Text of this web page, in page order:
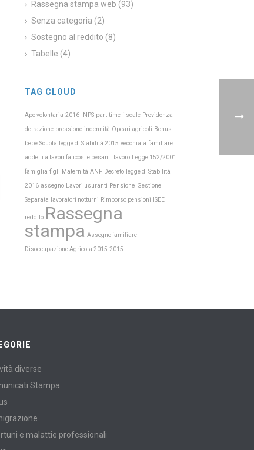
Rassegna stampa web (93)
Senza categoria (2)
Sostegno al reddito (8)
Tabelle (4)
TAG CLOUD
Ape volontaria 2016 INPS part-time fiscale Previdenza
detrazione pressione indennità Opeari agricoli Bonus
bebè Scuola legge di Stabilità 2015 vecchiaia familiare
addetti a lavori faticosi e pesanti lavoro Legge 152/2001
famiglia figli Maternità ANF Decreto legge di Stabilità
2016 assegno Lavori usuranti Pensione Gestione
Separata lavoratori notturni Rimborso pensioni ISEE
reddito Rassegna
stampa Assegno familiare
Disoccupazione Agricola 2015 2015
diverse
Stampa
e malattie professionali